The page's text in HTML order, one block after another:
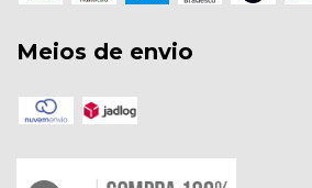
Meios de envio